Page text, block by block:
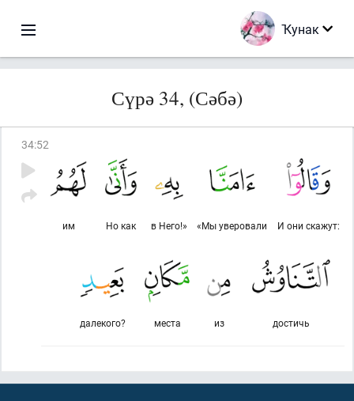
Ҡунак
Сүрә 34, (Сәбә)
34:52
И они скажут:
«Мы уверовали
в Него!»
Но как
им
достичь
из
места
далекого?